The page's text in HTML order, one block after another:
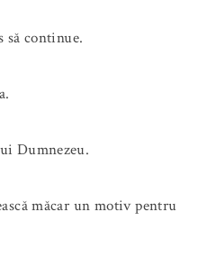
să continue.
Dumnezeu.
măcar un motiv pentru